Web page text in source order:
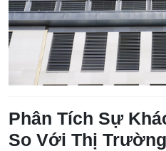
Phân Tích Sự
So Với Thị Trường